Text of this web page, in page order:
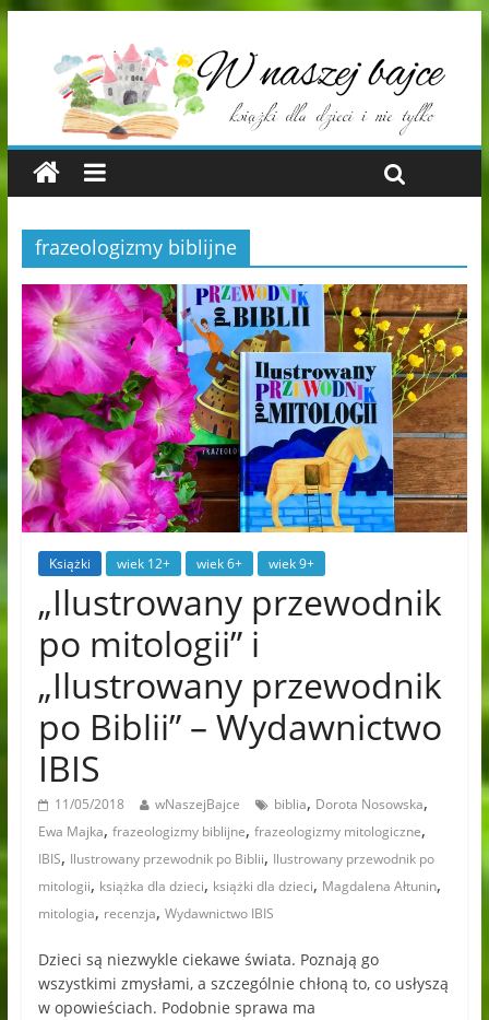
frazeologizmy biblijne
Książki wiek 12+ wiek 6+ wiek 9+
„Ilustrowany przewodnik
po mitologii” i
„Ilustrowany przewodnik
po Biblii” – Wydawnictwo
IBIS
11/05/2018 wNaszejBajce biblia, Dorota Nosowska,
Ewa Majka, frazeologizmy biblijne, frazeologizmy mitologiczne,
IBIS, Ilustrowany przewodnik po Biblii, Ilustrowany przewodnik po
mitologii, książka dla dzieci, książki dla dzieci, Magdalena Ałtunin,
mitologia, recenzja, Wydawnictwo IBIS
Dzieci są niezwykle ciekawe świata. Poznają go
wszystkimi zmysłami, a szczególnie chłoną to, co usłyszą
w opowieściach. Podobnie sprawa ma